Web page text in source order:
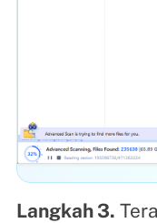
Langkah 3.